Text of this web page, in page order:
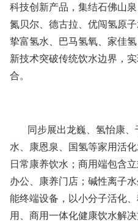
科技创新产品，集结石佛山
氮贝尔、德古拉、优闯氢原子
挚富氢水、巴马氢氧、家佳
新技术突破传统饮水边界，
合。
同步展出龙巍、氢怡康
水、康恩泉、国氢等家用活
日常康养饮水；商用端包含
办公、康养门店；碱性离子
能终端设备，以小分子活化
用、商用一体化健康饮水解